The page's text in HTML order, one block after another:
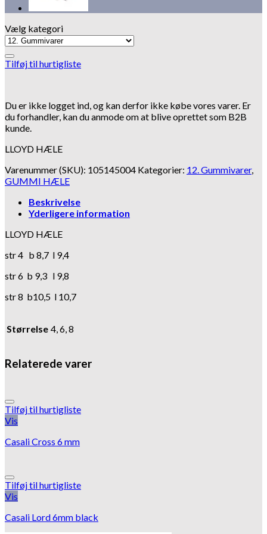
Vælg kategori
Tilføj til hurtigliste
Du er ikke logget ind, og kan derfor ikke købe vores varer. Er
du forhandler, kan du anmode om at blive oprettet som B2B
kunde.
LLOYD HÆLE
Varenummer (SKU): 105145004 Kategorier: 12. Gummivarer,
GUMMI HÆLE
Beskrivelse
Yderligere information
LLOYD HÆLE
str 4 b 8,7 l 9,4
str 6 b 9,3 l 9,8
str 8 b10,5 l 10,7
Størrelse 4, 6, 8
Relaterede varer
Tilføj til hurtigliste
Vis
Casali Cross 6 mm
Tilføj til hurtigliste
Vis
Casali Lord 6mm black